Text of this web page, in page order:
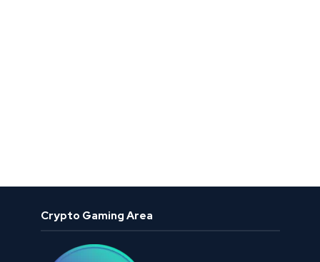
Crypto Gaming Area